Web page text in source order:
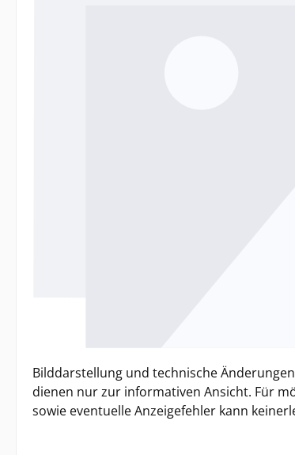
Bilddarstellung und technische
dienen nur zur informativen Ansicht. Für
sowie eventuelle Anzeigefehler kann